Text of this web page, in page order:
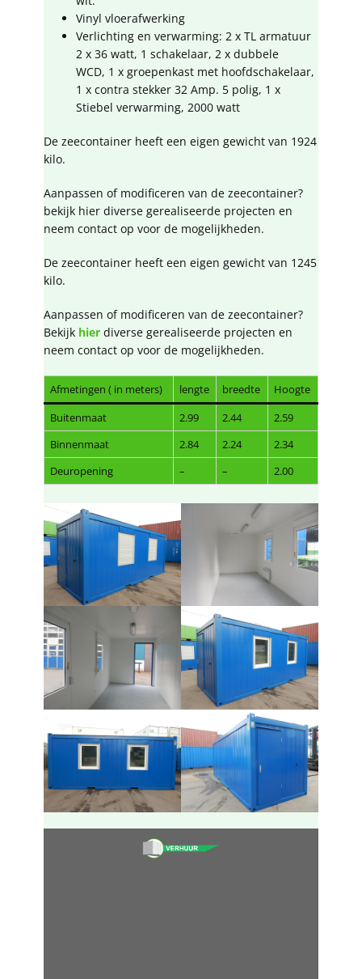
Vinyl vloerafwerking
Verlichting en verwarming: 2 x TL armatuur
2 x 36 watt, 1 schakelaar, 2 x dubbele
WCD, 1 x groepenkast met hoofdschakelaar,
1 x contra stekker 32 Amp. 5 polig, 1 x
Stiebel verwarming, 2000 watt
De zeecontainer heeft een eigen gewicht van 1924
kilo.
Aanpassen of modificeren van de zeecontainer?
bekijk hier diverse gerealiseerde projecten en
neem contact op voor de mogelijkheden.
De zeecontainer heeft een eigen gewicht van 1245
kilo.
Aanpassen of modificeren van de zeecontainer?
Bekijk hier diverse gerealiseerde projecten en
neem contact op voor de mogelijkheden.
Afmetingen ( in meters) lengte breedte
Hoogte
Buitenmaat
2.99 2.44
2.59
Binnenmaat
2.84 2.24
2.34
Deuropening
– – 2.00